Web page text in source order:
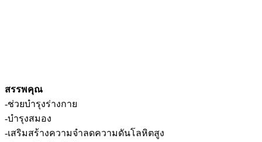
สรรพคุณ
-ช่วยบำรุงร่างกาย
-บำรุงสมอง
-เสริมสร้างความจำลดความดันโลหิตสูง